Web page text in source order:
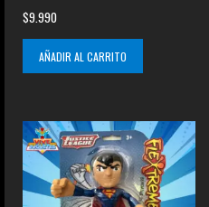
$9.990
AÑADIR AL CARRITO